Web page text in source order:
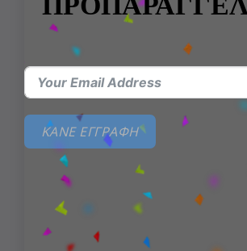
ΚΑΝΕ ΕΓΓΡΑΦΗ
Δωρεάν μεταφορικά για παραγγελίες
Επιστροφές εντός 14
Member loyalty rewards